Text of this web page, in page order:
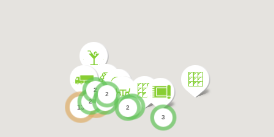
8
47
13
2
2
4
2
2
3